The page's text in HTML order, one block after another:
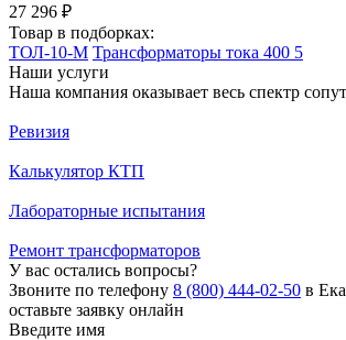
27 296 ₽
Товар в подборках:
ТОЛ-10-М Трансформаторы тока 400 5
Наши услуги
Наша компания оказывает весь спектр
Ревизия
Калькулятор КТП
Лабораторные испытания
Ремонт трансформаторов
У вас остались вопросы?
Звоните по телефону 8 (800) 444-02-50 в
оставьте заявку онлайн
Введите имя